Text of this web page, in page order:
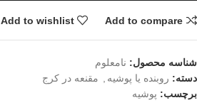
Add to compare
Add to wishlist
شناسه محصول: نامعلوم
دسته: روبنده یا پوشیه
مقنعه در کرج
برچسب: پوشیه